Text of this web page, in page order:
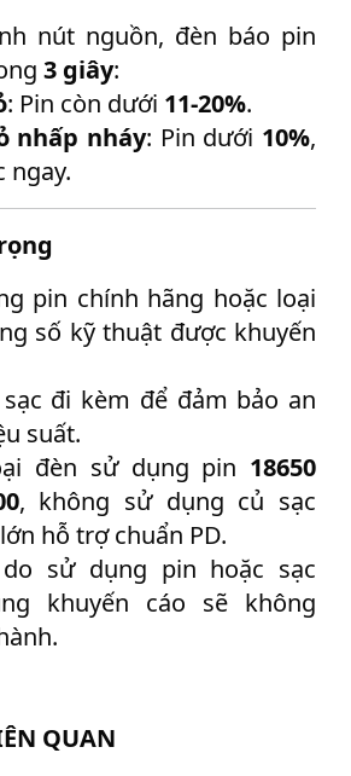
nút nguồn, đèn báo pin
3 giây:
: Pin còn dưới 11-20%.
nhấp nháy: Pin dưới 10%,
ngay.
pin chính hãng hoặc loại
số kỹ thuật được khuyến
đi kèm để đảm bảo an
suất.
đèn sử dụng pin 18650
, không sử dụng củ sạc
hỗ trợ chuẩn PD.
sử dụng pin hoặc sạc
khuyến cáo sẽ không
QUAN